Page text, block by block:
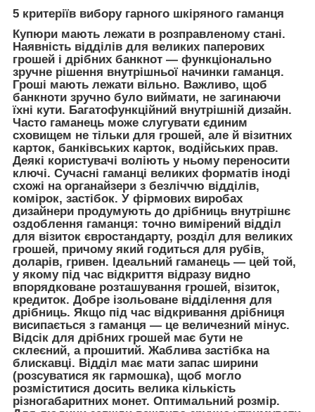
5 критеріїв вибору гарного шкіряного гаманця
Купюри мають лежати в розправленому стані.
Наявність відділів для великих паперових
грошей і дрібних банкнот — функціонально
зручне рішення внутрішньої начинки гаманця.
Гроші мають лежати вільно. Важливо, щоб
банкноти зручно було виймати, не загинаючи
їхні кути. Багатофункційний внутрішній дизайн.
Часто гаманець може слугувати єдиним
сховищем не тільки для грошей, але й візитних
карток, банківських карток, водійських прав.
Деякі користувачі воліють у ньому переносити
ключі. Сучасні гаманці великих форматів іноді
схожі на органайзери з безліччю відділів,
комірок, застібок. У фірмових виробах
дизайнери продумують до дрібниць внутрішнє
оздоблення гаманця: точно вимірений відділ
для візиток євростандарту, розділ для великих
грошей, причому який годиться для рубів,
доларів, гривен. Ідеальний гаманець — цей той,
у якому під час відкриття відразу видно
впорядковане розташування грошей, візиток,
кредиток. Добре ізольоване відділення для
дрібниць. Якщо під час відкривання дрібниця
висипається з гаманця — це величезний мінус.
Відсік для дрібних грошей має бути не
склеєний, а прошитий. Жаблива застібка на
блискавці. Відділ має мати запас ширини
(розсуватися як гармошка), щоб могло
розміститися досить велика кількість
різногабаритних монет. Оптимальний розмір.